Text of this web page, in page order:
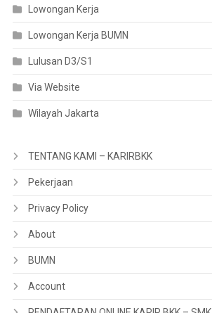
Lowongan Kerja
Lowongan Kerja BUMN
Lulusan D3/S1
Via Website
Wilayah Jakarta
TENTANG KAMI – KARIRBKK
Pekerjaan
Privacy Policy
About
BUMN
Account